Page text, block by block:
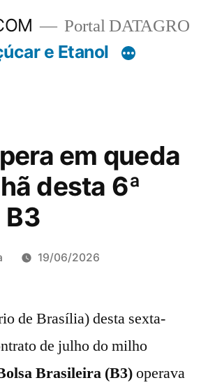
Portal DATAGRO
e Etanol
em queda
desta 6ª
B3
19/06/2026
de Brasília) desta sexta-
de julho do milho
Brasileira (B3)operava